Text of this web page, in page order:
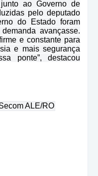
ao Governo de
pelo deputado
do Estado foram
avançasse.
e constante para
e mais segurança
ponte”, destacou
ALE/RO